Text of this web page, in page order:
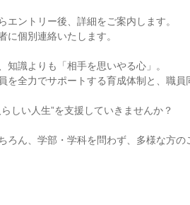
エントリー後、詳細をご案内します。
個別連絡いたします。
知識よりも「相手を思いやる心」。
を全力でサポートする育成体制と、職
しい人生”を支援していきませんか？
ろん、学部・学科を問わず、多様な方の